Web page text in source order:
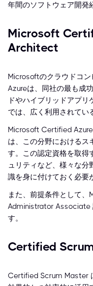
年間のソフトウェア開発
Microsoft
Architect
Microsoftのクラウドコ
Azureは、同社の最も成
ドやハイブリッドアプ
では、広く利用されてい
Microsoft Certified
は、この分野におけるス
す。この認定資格を取得
ュリティなど、様々な分
識を身に付けておく必要
また、前提条件として
Administrator Associate
す。
Certified
Certified Scrum Master